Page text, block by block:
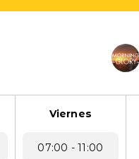
Viernes
07:00 - 11:00